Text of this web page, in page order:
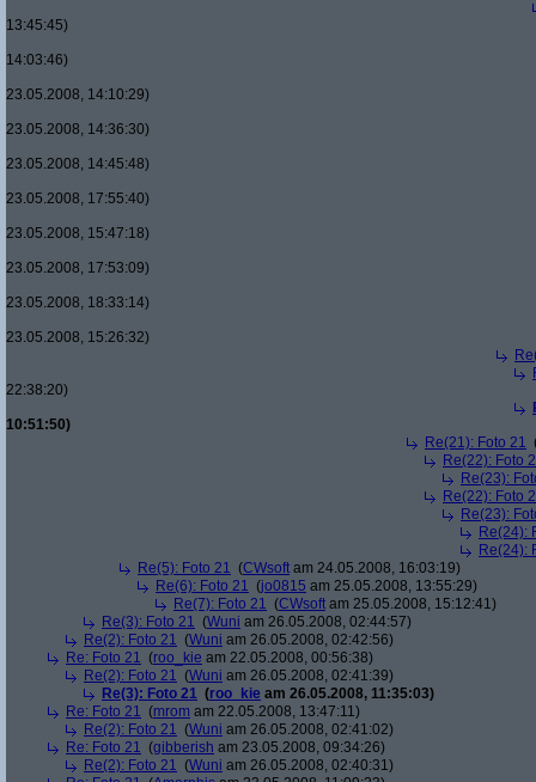
13:45:45)
14:03:46)
23.05.2008, 14:10:29)
23.05.2008, 14:36:30)
23.05.2008, 14:45:48)
23.05.2008, 17:55:40)
23.05.2008, 15:47:18)
23.05.2008, 17:53:09)
23.05.2008, 18:33:14)
23.05.2008, 15:26:32)
22:38:20)
10:51:50)
Re(21): Foto 21
Re(22): Foto
Re(23):
Re(22): Foto
Re(23):
Re(24):
Re(24):
Re(5): Foto 21 (CWsoft am 24.05.2008, 16:03:19)
Re(6): Foto 21 (jo0815 am 25.05.2008, 13:55:29)
Re(7): Foto 21 (CWsoft am 25.05.2008, 15:12:41)
Re(3): Foto 21 (Wuni am 26.05.2008, 02:44:57)
Re(2): Foto 21 (Wuni am 26.05.2008, 02:42:56)
Re: Foto 21 (roo_kie am 22.05.2008, 00:56:38)
Re(2): Foto 21 (Wuni am 26.05.2008, 02:41:39)
Re(3): Foto 21 (roo_kie am 26.05.2008, 11:35:03)
Re: Foto 21 (mrom am 22.05.2008, 13:47:11)
Re(2): Foto 21 (Wuni am 26.05.2008, 02:41:02)
Re: Foto 21 (gibberish am 23.05.2008, 09:34:26)
Re(2): Foto 21 (Wuni am 26.05.2008, 02:40:31)